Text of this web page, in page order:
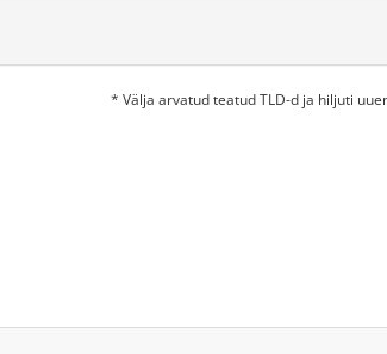
* Välja arvatud teatud TLD-d ja hiljuti